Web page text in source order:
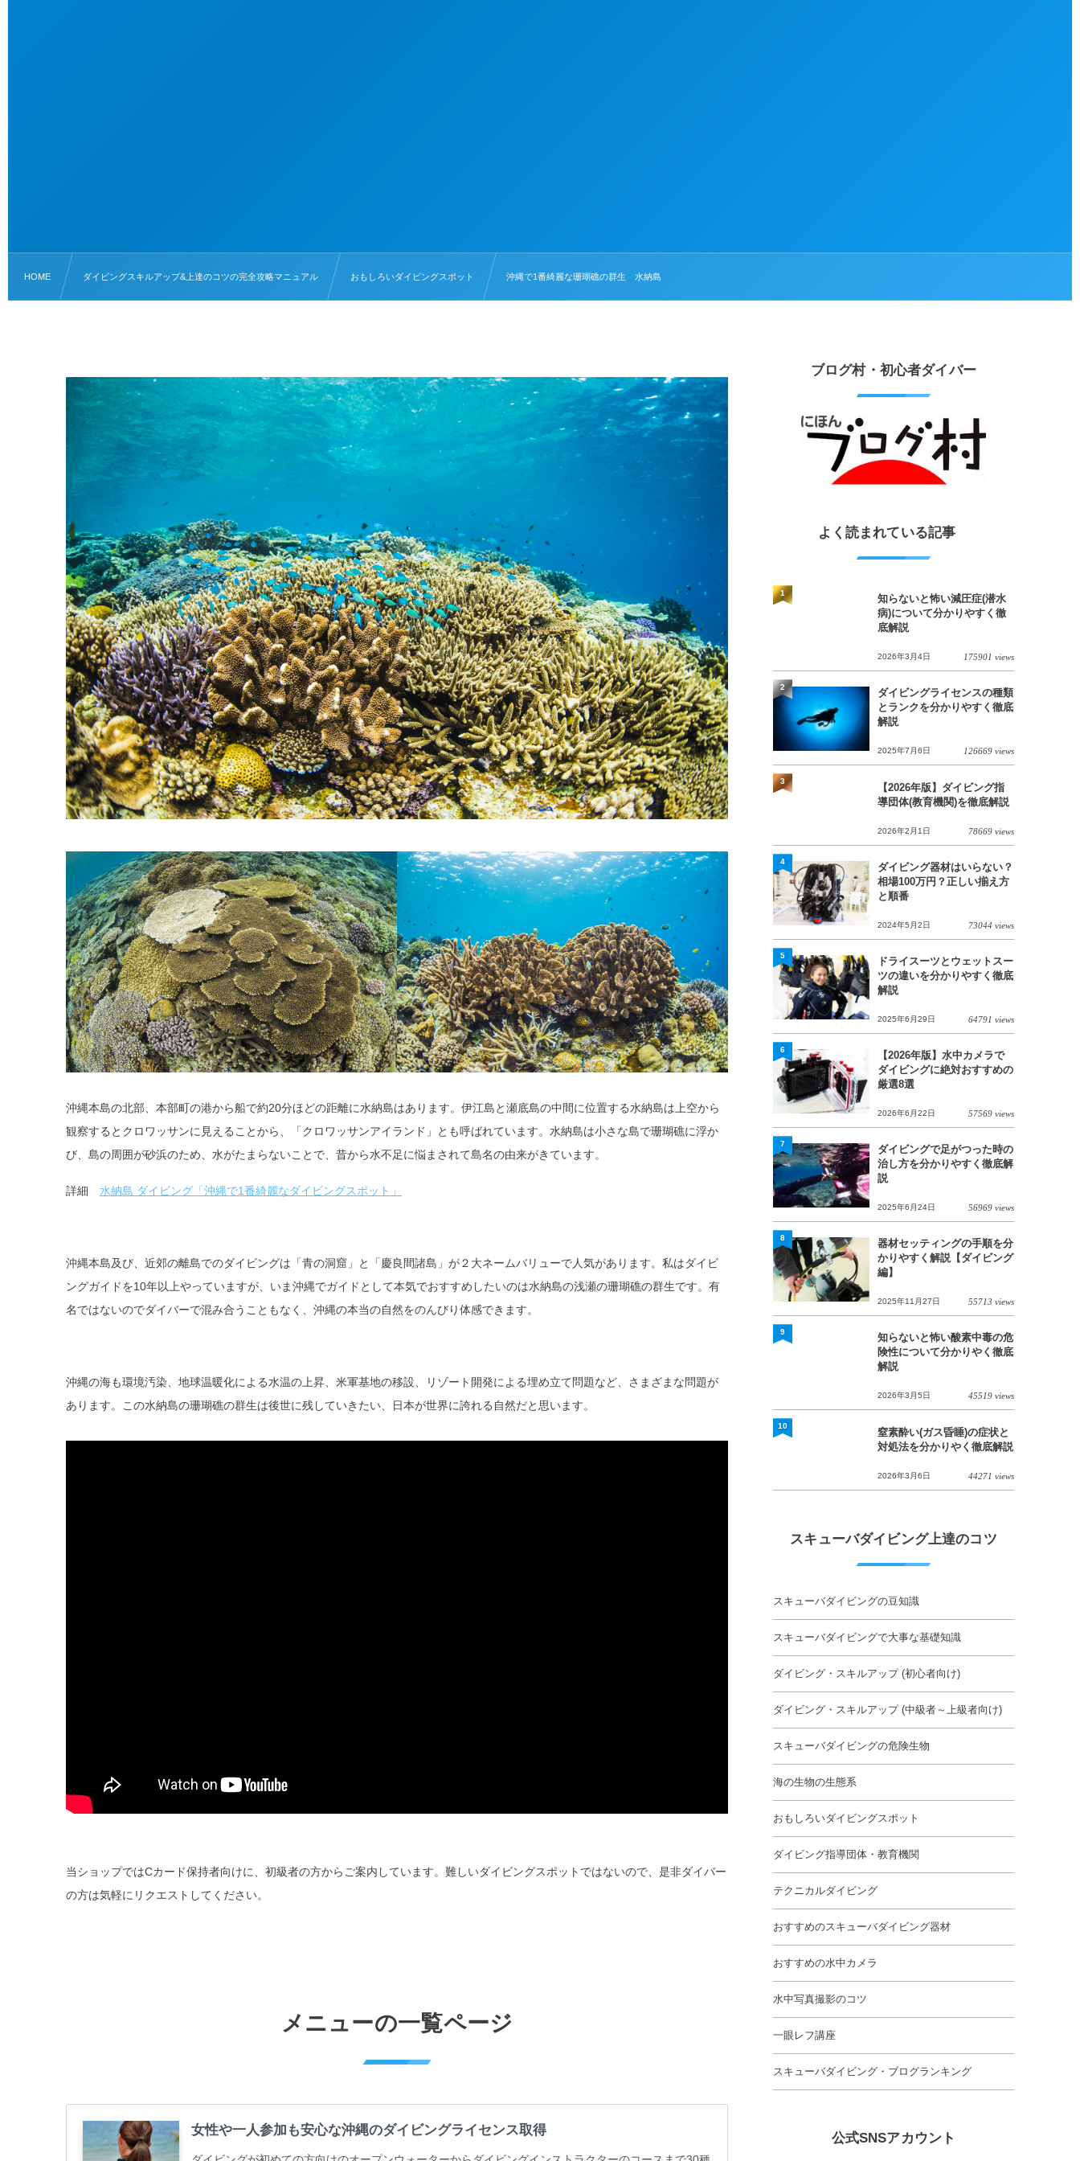
HOME ダイビングスキルアップ&上達のコツの完全攻略マニュアル おもしろいダイビングスポット 沖縄で1番綺麗な珊瑚礁の群生 水納島
沖縄本島の北部、本部町の港から船で約20分ほどの距離に水納島はあります。伊江島と瀬底島の中間に位置する水納島は上空から
観察するとクロワッサンに見えることから、「クロワッサンアイランド」とも呼ばれています。水納島は小さな島で珊瑚礁に浮か
び、島の周囲が砂浜のため、水がたまらないことで、昔から水不足に悩まされて島名の由来がきています。
詳細 水納島 ダイビング「沖縄で1番綺麗なダイビングスポット」
沖縄本島及び、近郊の離島でのダイビングは「青の洞窟」と「慶良間諸島」が２大ネームバリューで人気があります。私はダイビ
ングガイドを10年以上やっていますが、いま沖縄でガイドとして本気でおすすめしたいのは水納島の浅瀬の珊瑚礁の群生です。有
名ではないのでダイバーで混み合うこともなく、沖縄の本当の自然をのんびり体感できます。
沖縄の海も環境汚染、地球温暖化による水温の上昇、米軍基地の移設、リゾート開発による埋め立て問題など、さまざまな問題が
あります。この水納島の珊瑚礁の群生は後世に残していきたい、日本が世界に誇れる自然だと思います。
当ショップではCカード保持者向けに、初級者の方からご案内しています。難しいダイビングスポットではないので、是非ダイバー
の方は気軽にリクエストしてください。
メニューの一覧ページ
女性や一人参加も安心な沖縄のダイビングライセンス取得
ブログ村・初心者ダイバー
よく読まれている記事
知らないと怖い減圧症(潜水
病)について分かりやすく徹
底解説
2026年3月4日 175901 views
1
ダイビングライセンスの種類
とランクを分かりやすく徹底
解説
2025年7月6日 126669 views
2
【2026年版】ダイビング指
導団体(教育機関)を徹底解説
2026年2月1日 78669 views
3
ダイビング器材はいらない？
相場100万円？正しい揃え方
と順番
2024年5月2日 73044 views
4
ドライスーツとウェットスー
ツの違いを分かりやすく徹底
解説
2025年6月29日 64791 views
5
【2026年版】水中カメラで
ダイビングに絶対おすすめの
厳選8選
2026年6月22日 57569 views
6
ダイビングで足がつった時の
治し方を分かりやすく徹底解
説
2025年6月24日 56969 views
7
器材セッティングの手順を分
かりやすく解説【ダイビング
編】
2025年11月27日 55713 views
8
知らないと怖い酸素中毒の危
険性について分かりやく徹底
解説
2026年3月5日 45519 views
9
窒素酔い(ガス昏睡)の症状と
対処法を分かりやく徹底解説
2026年3月6日 44271 views
10
スキューバダイビング上達のコツ
スキューバダイビングの豆知識
スキューバダイビングで大事な基礎知識
ダイビング・スキルアップ (初心者向け)
ダイビング・スキルアップ (中級者～上級者向け)
スキューバダイビングの危険生物
海の生物の生態系
おもしろいダイビングスポット
ダイビング指導団体・教育機関
テクニカルダイビング
おすすめのスキューバダイビング器材
おすすめの水中カメラ
水中写真撮影のコツ
一眼レフ講座
スキューバダイビング・ブログランキング
公式SNSアカウント